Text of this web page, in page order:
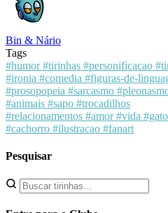
Bin & Nário
Tags
#humor#tirinhas #personificacao
#ironia #comedia #figuras-de-
#prosopopeia #sarcasmo
#animais #sapo #trocadilhos
#relacionamentos #amor#vida #gato
#cachorro #ilustracao #fanart
Pesquisar